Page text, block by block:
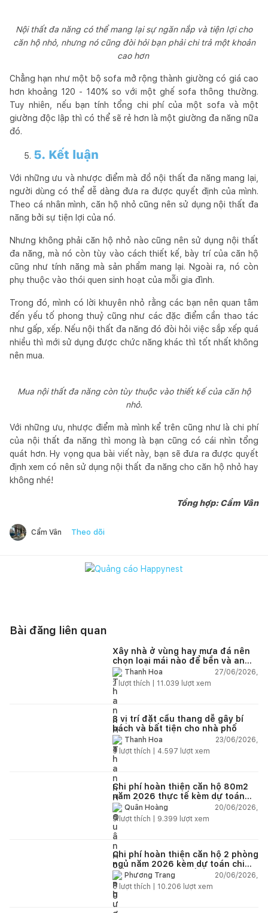
Nội thất đa năng có thể mang lại sự ngăn nắp và tiện lợi cho
căn hộ nhỏ, nhưng nó cũng đòi hỏi bạn phải chi trả một khoản
cao hơn
Chẳng hạn như một bộ sofa mở rộng thành giường có giá cao
hơn khoảng 120 - 140% so với một ghế sofa thông thường.
Tuy nhiên, nếu bạn tính tổng chi phí của một sofa và một
giường độc lập thì có thể sẽ rẻ hơn là một giường đa năng nữa
đó.
5. Kết luận
Với những ưu và nhược điểm mà đồ nội thất đa năng mang lại,
người dùng có thể dễ dàng đưa ra được quyết định của mình.
Theo cá nhân mình, căn hộ nhỏ cũng nên sử dụng nội thất đa
năng bởi sự tiện lợi của nó.
Nhưng không phải căn hộ nhỏ nào cũng nên sử dụng nội thất
đa năng, mà nó còn tùy vào cách thiết kế, bày trí của căn hộ
cũng như tính năng mà sản phẩm mang lại. Ngoài ra, nó còn
phụ thuộc vào thói quen sinh hoạt của mỗi gia đình.
Trong đó, mình có lời khuyên nhỏ rằng các bạn nên quan tâm
đến yếu tố phong thuỷ cũng như các đặc điểm cần thao tác
như gấp, xếp. Nếu nội thất đa năng đó đòi hỏi việc sắp xếp quá
nhiều thì mới sử dụng được chức năng khác thì tốt nhất không
nên mua.
Mua nội thất đa năng còn tùy thuộc vào thiết kế của căn hộ
nhỏ.
Với những ưu, nhược điểm mà mình kể trên cũng như là chi phí
của nội thất đa năng thì mong là bạn cũng có cái nhìn tổng
quát hơn. Hy vọng qua bài viết này, bạn sẽ đưa ra được quyết
định xem có nên sử dụng nội thất đa năng cho căn hộ nhỏ hay
không nhé!
Tổng hợp: Cẩm Vân
Cẩm Vân Theo dõi
Bài đăng liên quan
Xây nhà ở vùng hay mưa đá nên
chọn loại mái nào để bền và an
toàn?Thanh Hoa
27/06/2026,
2 lượt thích | 11.039 lượt xem
3 vị trí đặt cầu thang dễ gây bí
bách và bất tiện cho nhà phố
Thanh Hoa
23/06/2026,
5 lượt thích | 4.597 lượt xem
Chi phí hoàn thiện căn hộ 80m2
năm 2026 thực tế kèm dự toán
chi tiết từng hạng mục
Quân Hoàng
20/06/2026,
9lượt thích | 9.399 lượt xem
Chi phí hoàn thiện căn hộ 2 phòng
ngủ năm 2026 kèm dự toán chi
tiết và ví dụ thực tế
Phương Trang
20/06/2026,
5 lượt thích | 10.206 lượt xem